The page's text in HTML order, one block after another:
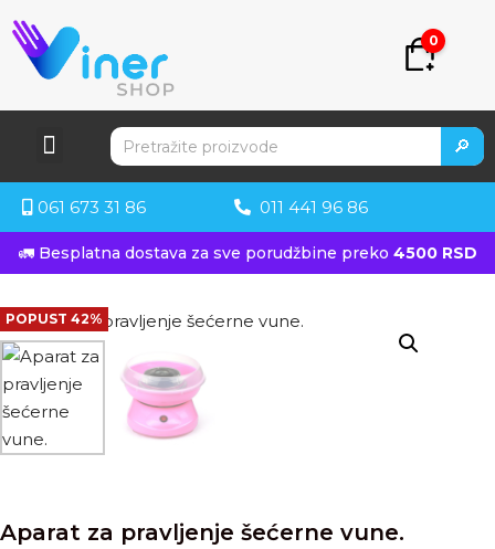
0
🔎
061 673 31 86 011 441 96 86
🚛 Besplatna dostava za sve porudžbine preko 4500 RSD
POPUST 42%
Aparat za pravljenje šećerne vune.